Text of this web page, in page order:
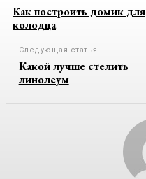
Как построить домик для
колодца
Следующая статья
Какой лучше стелить
линолеум